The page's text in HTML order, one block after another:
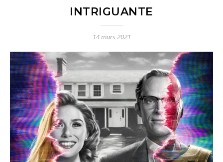
INTRIGUANTE
14 mars 2021